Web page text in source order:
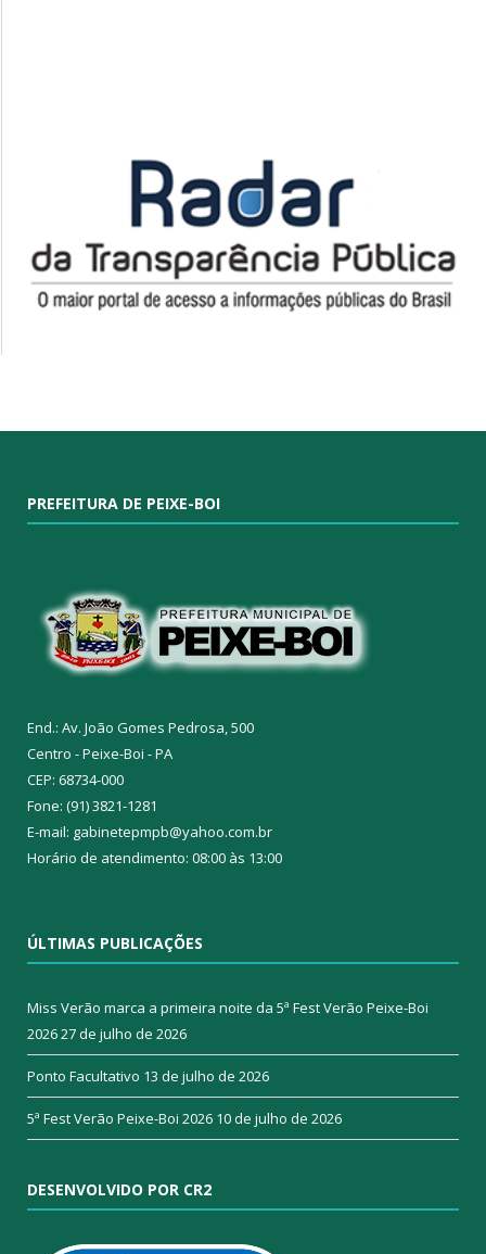
PREFEITURA DE PEIXE-BOI
End.: Av. João Gomes Pedrosa, 500
Centro - Peixe-Boi - PA
CEP: 68734-000
Fone: (91) 3821-1281
E-mail: gabinetepmpb@yahoo.com.br
Horário de atendimento: 08:00 às 13:00
ÚLTIMAS PUBLICAÇÕES
Miss Verão marca a primeira noite da 5ª Fest Verão Peixe-Boi
202627 de julho de 2026
Ponto Facultativo 13 de julho de 2026
5ª Fest Verão Peixe-Boi 2026 10 de julho de 2026
DESENVOLVIDO POR CR2